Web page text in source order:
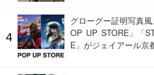
グローグー証明写真
OP UP STORE」「
E」がジェイアール京